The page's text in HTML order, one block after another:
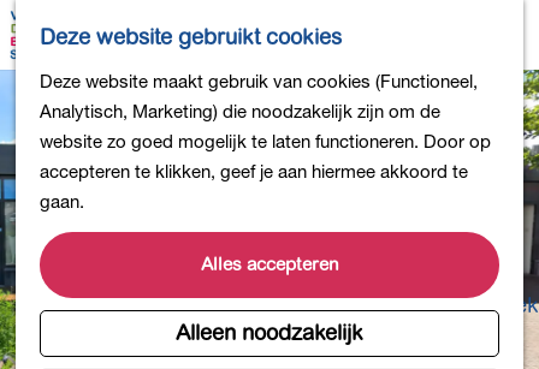
Deze website gebruikt cookies
Deze website maakt gebruik van cookies (Functioneel,
Analytisch, Marketing) die noodzakelijk zijn om de
website zo goed mogelijk te laten functioneren. Door op
accepteren te klikken, geef je aan hiermee akkoord te
gaan.
Alles accepteren
Alleen noodzakelijk
n
a
a
r
d
e
h
o
K
a
r
t
Z
e
k
e
n
e
n
u
Bollen en Bloemen
Uit eten
DB4daagse - Inschrijven
Kinderactiviteiten
De natuur in
Musea en meer
Producten uit de Bollenstreek
Gezond en actief